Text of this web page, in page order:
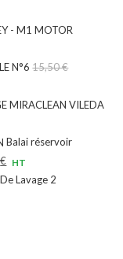
- M1 MOTOR
N°6 15,50€
MIRACLEAN VILEDA
Balai réservoir
€Le
prix
HT
Lavage 2